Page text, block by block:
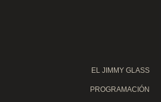
EL JIMMY GLASS
PROGRAMACIÓN